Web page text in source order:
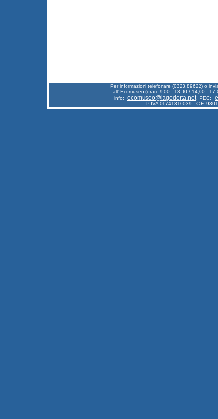
Per informazioni telefonare (0323.89622) o
all' Ecomuseo (orari: 9,00 - 13.00 / 14,00 -
info:
ecomuseo@lagodorta.net PEC:
P.IVA 01741310039 - C.F.